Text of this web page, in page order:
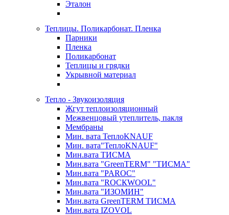
Эталон
Теплицы. Поликарбонат. Пленка
Парники
Пленка
Поликарбонат
Теплицы и грядки
Укрывной материал
Тепло - Звукоизоляция
Жгут теплоизоляционный
Межвенцовый утеплитель, пакля
Мембраны
Мин. вата ТеплоKNAUF
Мин. вата"ТеплоKNAUF"
Мин.вата ТИСМА
Мин.вата "GreenTERM" "ТИСМА"
Мин.вата "PAROC"
Мин.вата "ROCКWOOL"
Мин.вата "ИЗОМИН"
Мин.вата GreenTERM ТИСМА
Мин.вата IZOVOL